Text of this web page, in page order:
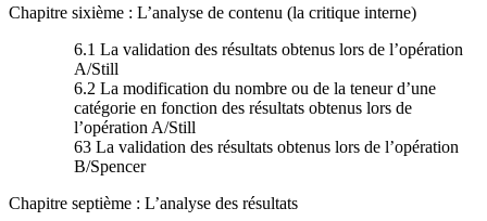
Chapitre sixième : L’analyse de contenu (la critique interne)
6.1 La validation des résultats obtenus lors de l’opération
A/Still
6.2 La modification du nombre ou de la teneur d’une
catégorie en fonction des résultats obtenus lors de
l’opération A/Still
63 La validation des résultats obtenus lors de l’opération
B/Spencer
Chapitre septième : L’analyse des résultats